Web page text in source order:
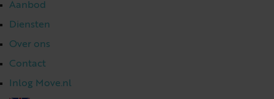
Aanbod
Diensten
Over ons
Contact
Inlog Move.nl